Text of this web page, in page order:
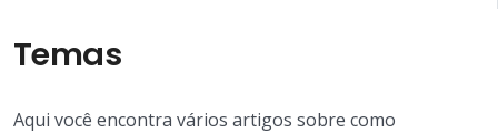
Temas
Aqui você encontra vários artigos sobre como